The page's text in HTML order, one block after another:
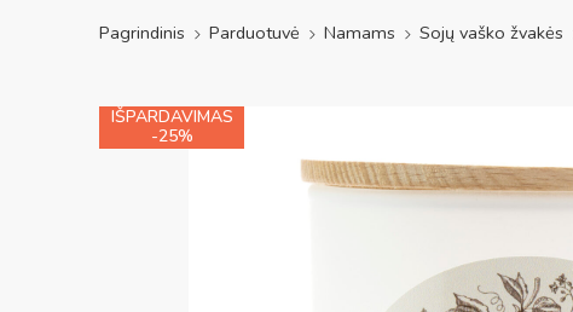
Pagrindinis Parduotuvė Namams Sojų vaško žvakės
IŠPARDAVIMAS
-25%